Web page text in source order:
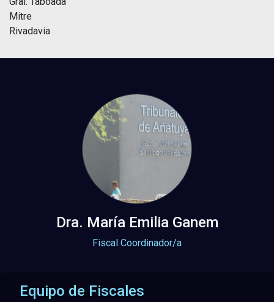
Mitre
Rivadavia
Dra. María Emilia Ganem
Fiscal Coordinador/a
Equipo de Fiscales